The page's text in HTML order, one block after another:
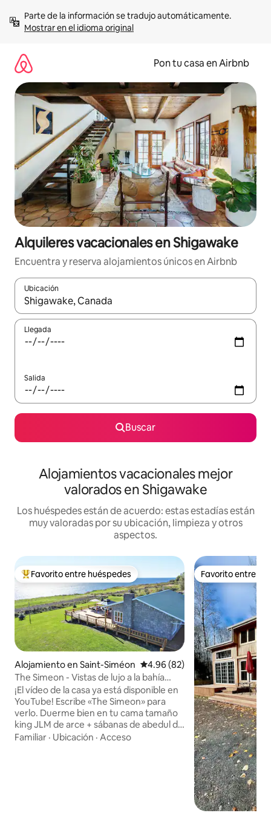
contenidoMostrar en el idioma original
Pon tu casa en Airbnb
Alquileres vacacionales en Shigawake
Encuentra y reserva alojamientos únicos en Airbnb
Ubicación
Cuando los resultados estén disponibles, navega con las
Llegada
Salida
Buscar
Alojamientos vacacionales mejor
valorados en Shigawake
Los huéspedes están de acuerdo: estas estadías están
muy valoradas por su ubicación, limpieza y otros
aspectos.
Favorito entre huéspedes preferido
Favorito entre huéspedes
Alojamiento en Saint-Siméon Calificación promedio: 4.96 de
4.96 (82)
The Simeon - Vistas de lujo a la bahía
junto a Doorbed
¡El vídeo de la casa ya está disponible en
YouTube! Escribe «The Simeon» para
verlo. Duerme bien en tu cama tamaño
king JLM de arce + sábanas de abedul de
Quebec de alta calidad. Acurrúcate en
Familiar · Ubicación · Acceso
Favorito entre
Favorito entre